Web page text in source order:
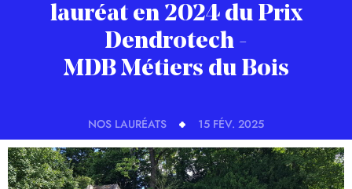
lauréat en 2024 du Prix
Dendrotech -
MDB Métiers du Bois
NOS LAURÉATS 15 FÉV. 2025